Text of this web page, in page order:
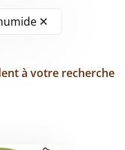
à votre recherche